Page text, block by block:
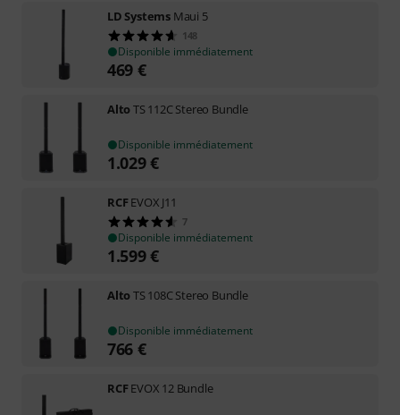
LD Systems Maui 5
148
Disponible immédiatement
469 €
AltoTS 112C Stereo Bundle
Disponible immédiatement
1.029€
RCFEVOX J11
7
Disponible immédiatement
1.599€
AltoTS 108C Stereo Bundle
Disponible immédiatement
766 €
RCFEVOX 12 Bundle